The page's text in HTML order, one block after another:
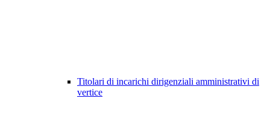
Titolari di incarichi dirigenziali amministrativi di
vertice